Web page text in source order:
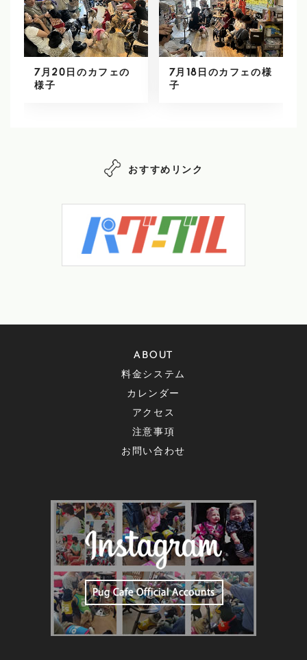
7月20日のカフェの
様子
7月18日のカフェの様
子
おすすめリンク
ABOUT
料金システム
カレンダー
アクセス
注意事項
お問い合わせ